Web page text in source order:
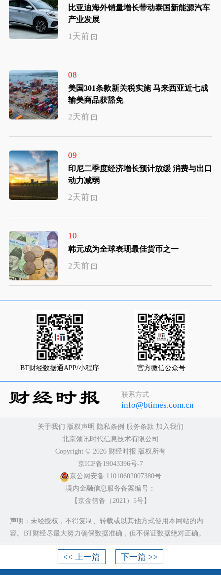
<< 上一篇 下一篇 >>
比亚迪海外销量增长带动泰国新能源汽车
产业发展
1天前
08
美国301条款新关税实施 马来西亚近七成
输美商品获豁免
2天前
09
印尼二季度经济增长预计放缓 消费与出口
动力减弱
2天前
10
韩元成为全球表现最佳货币之一
2天前
BT财经数据通APP/小程序 官方微信公众号
联系方式
info@btimes.com.cn
关于我们 版权声明 隐私条例 服务条款 加入我们
北京领讯时代信息技术有限公司
Copyright ©️ 2026 财经时报 版权所有
京ICP备19043396号-7
京公网安备 11010602007380号
境内金融信息服务备案编号：
【京金信备（2021）5号】
声明：未经授权，不得复制、转载或以其他方式使用本网站的内
容。BT财经尽最大努力确保数据准确，但不保证数据绝对正确。